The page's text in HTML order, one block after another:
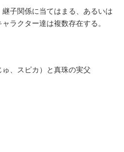
子関係に当てはまる、あるいは
ラクター達は複数存在する。
、スピカ）と真珠の実父